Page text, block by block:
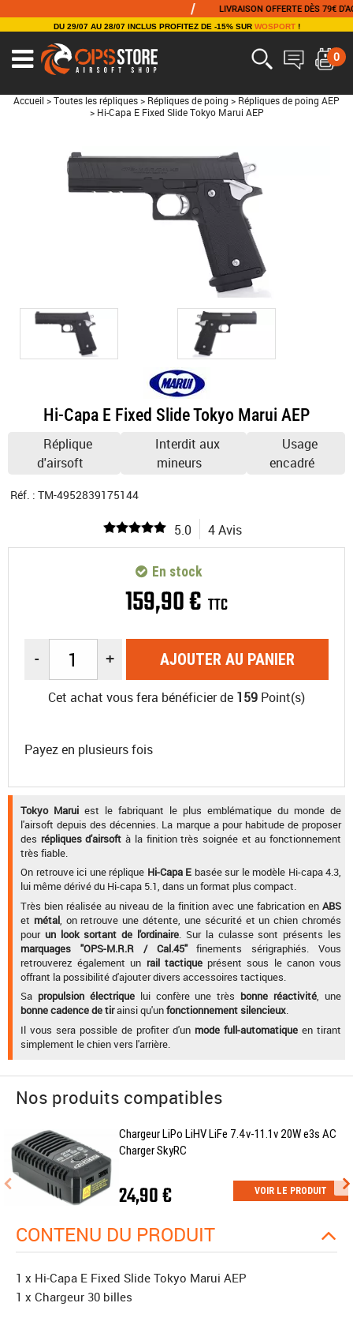
LIVRAISON OFFERTE DÈS 79€ D'ACHAT
DU 29/07 AU 28/07 INCLUS PROFITEZ DE -15% SUR WOSPORT!
0
Accueil > Toutes les répliques > Répliques de poing > Répliques de poing AEP
> Hi-Capa E Fixed Slide Tokyo Marui AEP
Hi-Capa E Fixed Slide Tokyo Marui AEP
Réplique
d'airsoft
Interdit aux
mineurs
Usage
encadré
Réf. : TM-4952839175144
5.0 4 Avis
159,90€ TTC
En stock
- + AJOUTER AU PANIER
Cet achat vous fera bénéficier de 159 Point(s)
Payez en plusieurs fois
Tokyo Marui est le fabriquant le plus emblématique du monde de
l'airsoft depuis des décennies. La marque a pour habitude de proposer
des répliques d'airsoft à la finition très soignée et au fonctionnement
très fiable.
On retrouve ici une réplique Hi-Capa E basée sur le modèle Hi-capa 4.3,
lui même dérivé du Hi-capa 5.1, dans un format plus compact.
Très bien réalisée au niveau de la finition avec une fabrication en ABS
et métal, on retrouve une détente, une sécurité et un chien chromés
pour un look sortant de l'ordinaire . Sur la culasse sont présents les
marquages "OPS-M.R.R / Cal.45"finements sérigraphiés. Vous
retrouverez également un rail tactiqueprésent sous le canon vous
offrant la possibilité d'ajouter divers accessoires tactiques.
Sa propulsion électriquelui confère une très bonne réactivité, une
bonne cadence de tirainsi qu'unfonctionnement silencieux.
Il vous sera possible de profiter d'un mode full-automatique en tirant
simplement le chien vers l'arrière.
Nos produits compatibles
Chargeur LiPo LiHV LiFe 7.4v-11.1v 20W e3s AC
Charger SkyRC
24,90 € VOIR LE PRODUIT
CONTENU DU PRODUIT
1 x Hi-Capa E Fixed Slide Tokyo Marui AEP
1 x Chargeur 30 billes